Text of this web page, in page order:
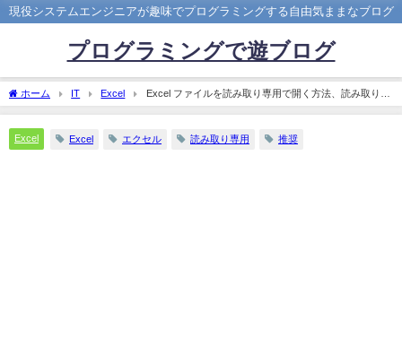
現役システムエンジニアが趣味でプログラミングする自由気ままなブログ
プログラミングで遊ブログ
ホーム IT Excel
Excel ファイルを読み取り専用で開く方法、読み取り専
用を推奨する方法
Excel Excel エクセル 読み取り専用 推奨